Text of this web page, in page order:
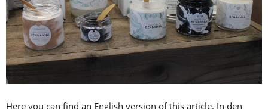
Here you can find an English version of this article. In den